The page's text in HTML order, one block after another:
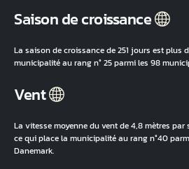
Saison de croissance
La saison de croissance de 251 jours est plus
municipalité au rang n° 25 parmi les 98
Vent
La vitesse moyenne du vent de 4,8 mètres par
ce qui place la municipalité au rang n°40
Danemark.